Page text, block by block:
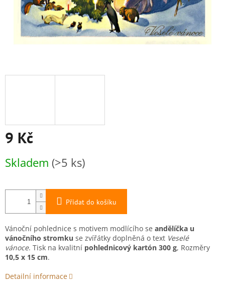
9 Kč
cena:
Skladem (>5 ks)
Přidat do košíku
Vánoční pohlednice s motivem modlícího se andělíčka u
vánočního stromku se zvířátky doplněná o text Veselé
vánoce. Tisk na kvalitní pohlednicový kartón 300 g, Rozměry
10,5 x 15 cm.
Detailní informace